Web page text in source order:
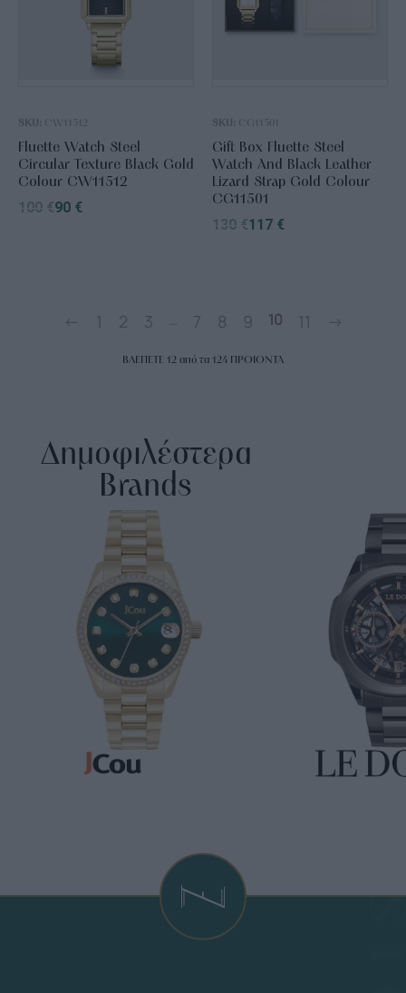
SKU: CW11512
Fluette Watch Steel
Circular Texture Black Gold
Colour CW11512
100 €90 €
SKU: CG11501
Gift Box Fluette Steel
Watch And Black Leather
Lizard Strap Gold Colour
CG11501
130 €117 €
← 1 2 3 7 8 9 10 11 →
ΒΛΕΠΕΤΕ 12 από τα124 ΠΡΟΙΟΝΤΑ
Δημοφιλέστερα
Brands